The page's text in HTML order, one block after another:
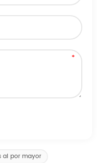
al por mayor